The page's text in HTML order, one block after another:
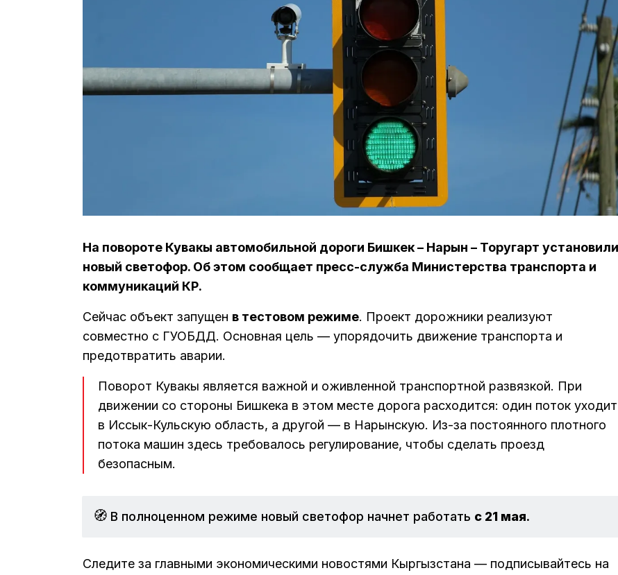
На повороте Кувакы автомобильной дороги Бишкек – Нарын – Торугарт установили
новый светофор. Об этом сообщает пресс-служба Министерства транспорта и
коммуникаций КР.
Сейчас объект запущен в тестовом режиме. Проект дорожники реализуют
совместно с ГУОБДД. Основная цель — упорядочить движение транспорта и
предотвратить аварии.
Поворот Кувакы является важной и оживленной транспортной развязкой. При
движении со стороны Бишкека в этом месте дорога расходится: один поток уходит
в Иссык-Кульскую область, а другой — в Нарынскую. Из-за постоянного плотного
потока машин здесь требовалось регулирование, чтобы сделать проезд
безопасным.
🧭 В полноценном режиме новый светофор начнет работать с 21 мая.
Следите за главными экономическими новостями Кыргызстана — подписывайтесь на